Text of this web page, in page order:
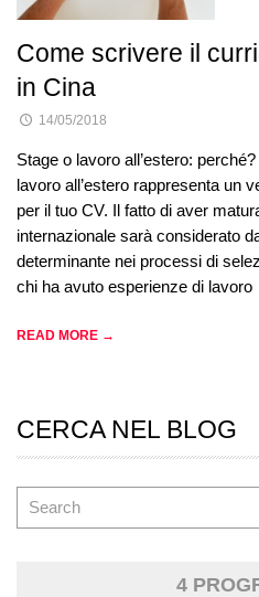
Come scrivere il
in Cina
14/05/2018
Stage o lavoro all’estero:
lavoro all’estero rappresenta un
per il tuo CV. Il fatto di aver
internazionale sarà considerato
determinante nei processi di
chi ha avuto esperienze di
READ MORE →
CERCA NEL BLOG
4